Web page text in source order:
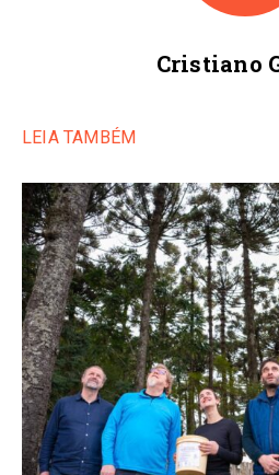
Cristiano
LEIA TAMBÉM